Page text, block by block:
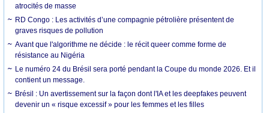
atrocités de masse
RD Congo : Les activités d’une compagnie pétrolière présentent de
graves risques de pollution
Avant que l'algorithme ne décide : le récit queer comme forme de
résistance au Nigéria
Le numéro 24 du Brésil sera porté pendant la Coupe du monde 2026. Et il
contient un message.
Brésil : Un avertissement sur la façon dont l'IA et les deepfakes peuvent
devenir un « risque excessif » pour les femmes et les filles